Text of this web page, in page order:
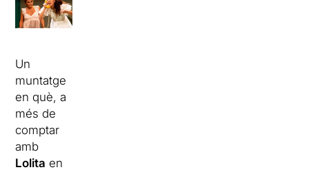
Un
muntatge
en què, a
més de
comptar
amb
Lolita en